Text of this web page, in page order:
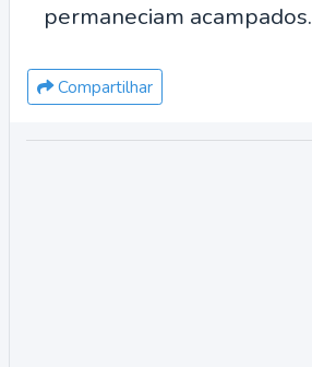
permaneciam acampados.
Compartilhar